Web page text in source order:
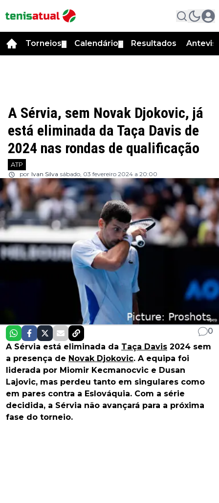
Torneios Calendário Resultados
A Sérvia, sem Novak Djokovic, já
está eliminada da Taça Davis de
2024 nas rondas de qualificação
ATP
por Ivan Silva sábado, 03 fevereiro 2024 a 20:00
0
A Sérvia está eliminada da Taça Davis 2024 sem
a presença de Novak Djokovic. A equipa foi
liderada por Miomir Kecmanocvic e Dusan
Lajovic, mas perdeu tanto em singulares como
em pares contra a Eslováquia. Com a série
decidida, a Sérvia não avançará para a próxima
fase do torneio.